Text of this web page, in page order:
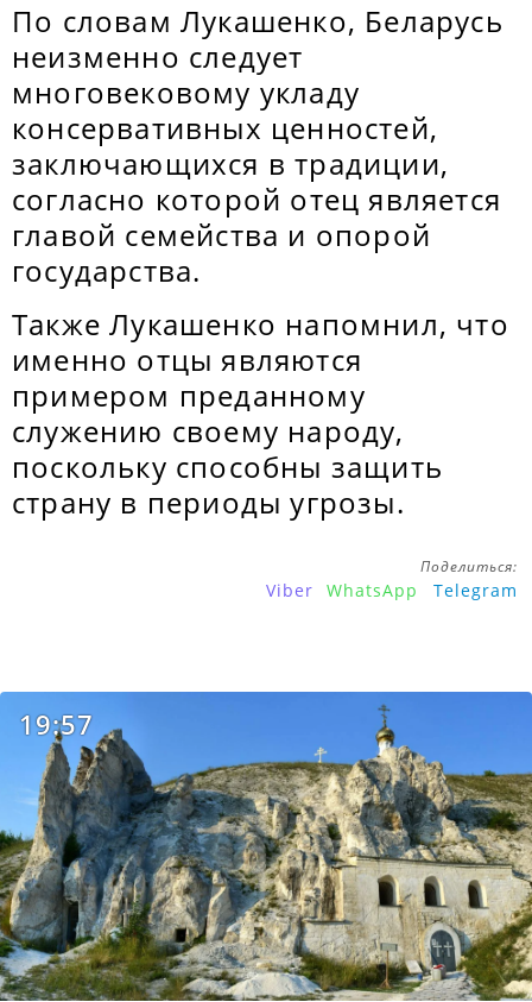
По словам Лукашенко, Беларусь
неизменно следует
многовековому укладу
консервативных ценностей,
заключающихся в традиции,
согласно которой отец является
главой семейства и опорой
государства.
Также Лукашенко напомнил, что
именно отцы являются
примером преданному
служению своему народу,
поскольку способны защить
страну в периоды угрозы.
Поделиться:
Viber WhatsApp Telegram
19:57